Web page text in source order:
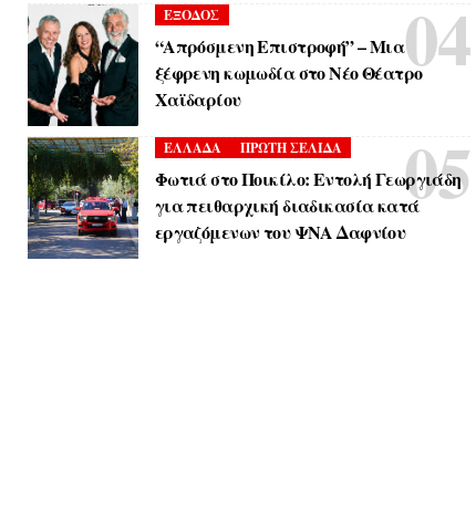
ΕΞΟΔΟΣ
“Απρόσμενη Επιστροφή” – Μια
ξέφρενη κωμωδία στο Νέο Θέατρο
Χαϊδαρίου
ΕΛΛΑΔΑ ΠΡΩΤΗ ΣΕΛΙΔΑ
Φωτιά στο Ποικίλο: Εντολή Γεωργιάδη
για πειθαρχική διαδικασία κατά
εργαζόμενων του ΨΝΑ Δαφνίου